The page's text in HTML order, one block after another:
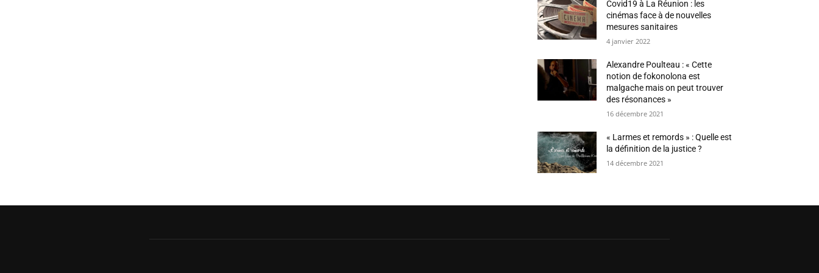
Covid19 à La Réunion : les
cinémas face à de nouvelles
mesures sanitaires
4 janvier 2022
Alexandre Poulteau : « Cette
notion de fokonolona est
malgache mais on peut trouver
des résonances »
16 décembre 2021
« Larmes et remords » : Quelle est
la définition de la justice ?
14 décembre 2021